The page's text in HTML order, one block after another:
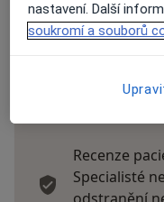
Recenze
Specialisté
nastavení. Další
soukromí a souborů